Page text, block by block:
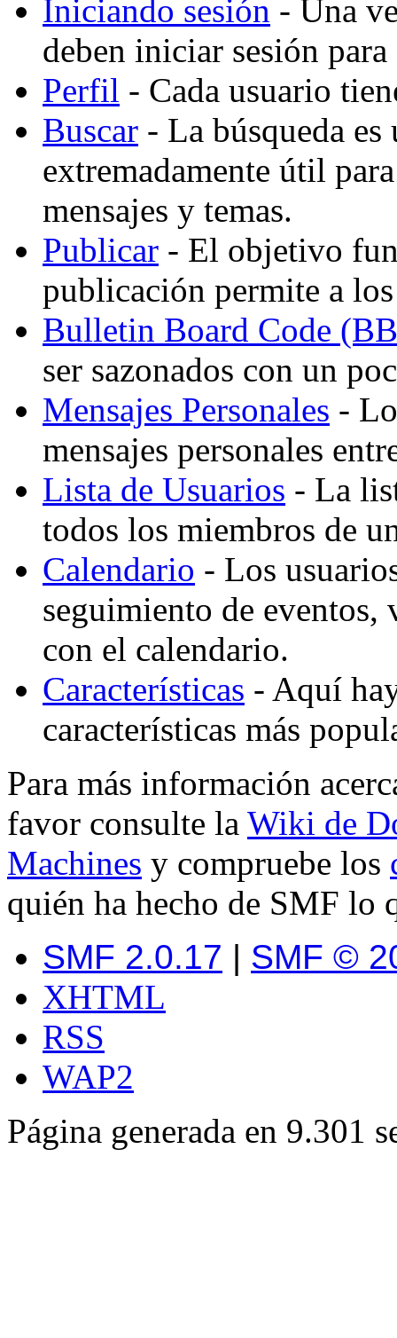
Iniciando sesión - Una
deben iniciar sesión para
Perfil - Cada usuario
Buscar - La búsqueda es
extremadamente útil
mensajes y temas.
Publicar - El objetivo
publicación permite a
Bulletin Board Code
ser sazonados con un
Mensajes Personales -
mensajes personales
Lista de Usuarios - La
todos los miembros de
Calendario - Los
seguimiento de eventos,
con el calendario.
Características - Aquí
características más
Para más información
favor consulte la Wiki de
Machines y compruebe los
quién ha hecho de SMF lo
SMF 2.0.17 | SMF ©
XHTML
RSS
WAP2
Página generada en 9.301